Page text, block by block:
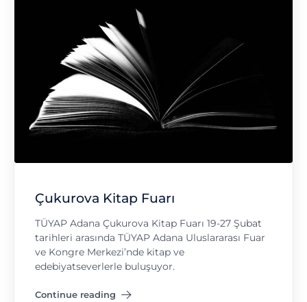
Çukurova Kitap Fuarı
TÜYAP Adana Çukurova Kitap Fuarı 19-27 Şubat
tarihleri arasında TÜYAP Adana Uluslararası Fuar
ve Kongre Merkezi’nde kitap ve
edebiyatseverlerle buluşuyor.
Continue reading